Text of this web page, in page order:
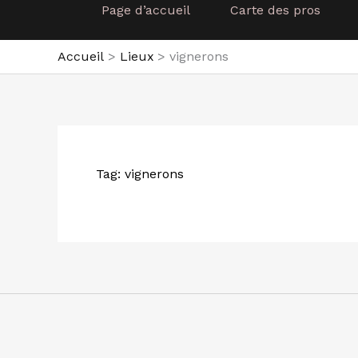
Page d’accueil Carte des pros
Accueil Lieux vignerons
Tag: vignerons